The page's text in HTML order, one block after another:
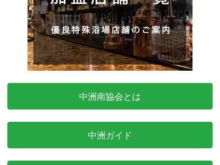
中洲南協会とは
中洲ガイド